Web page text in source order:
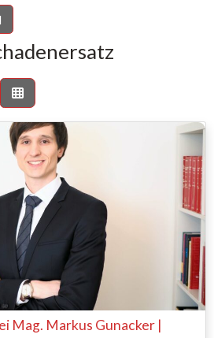
Mag. Markus Gunacker |